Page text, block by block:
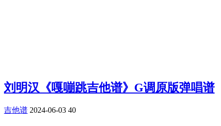
刘明汉《嘎嘣跳吉他谱》G调原版弹唱谱
吉他谱 2024-06-03 40